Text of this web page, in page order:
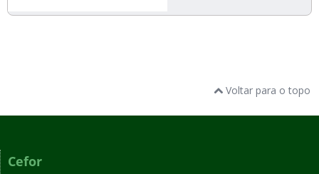
Voltar para o topo
Cefor